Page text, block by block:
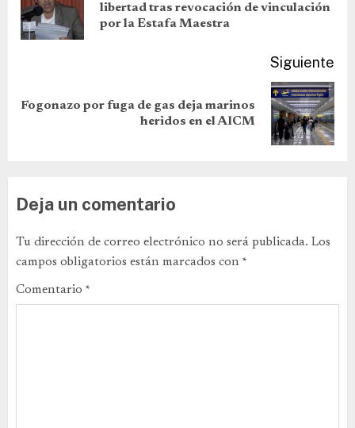
libertad tras revocación de vinculación
por la Estafa Maestra
Siguiente
Fogonazo por fuga de gas deja marinos
heridos en el AICM
Deja un comentario
Tu dirección de correo electrónico no será publicada. Los
campos obligatorios están marcados con *
Comentario *